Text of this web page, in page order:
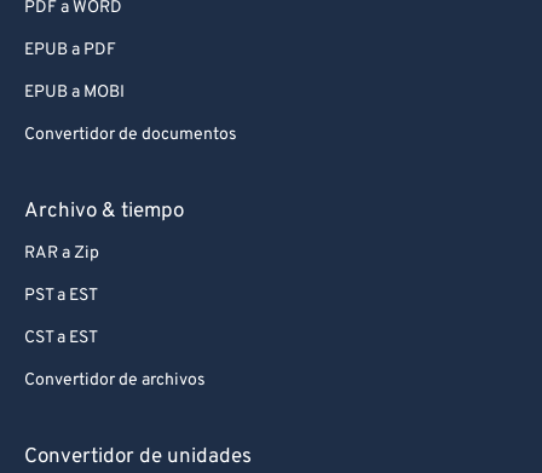
PDF a WORD
EPUB a PDF
EPUB a MOBI
Convertidor de documentos
Archivo & tiempo
RAR a Zip
PST a EST
CST a EST
Convertidor de archivos
Convertidor de unidades